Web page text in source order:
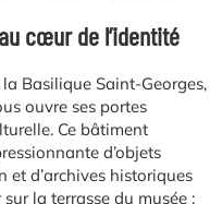
cœur de l’identité
Basilique Saint-Georges,
ouvre ses portes
Ce bâtiment
d’objets
et d’archives historiques
la terrasse du musée :